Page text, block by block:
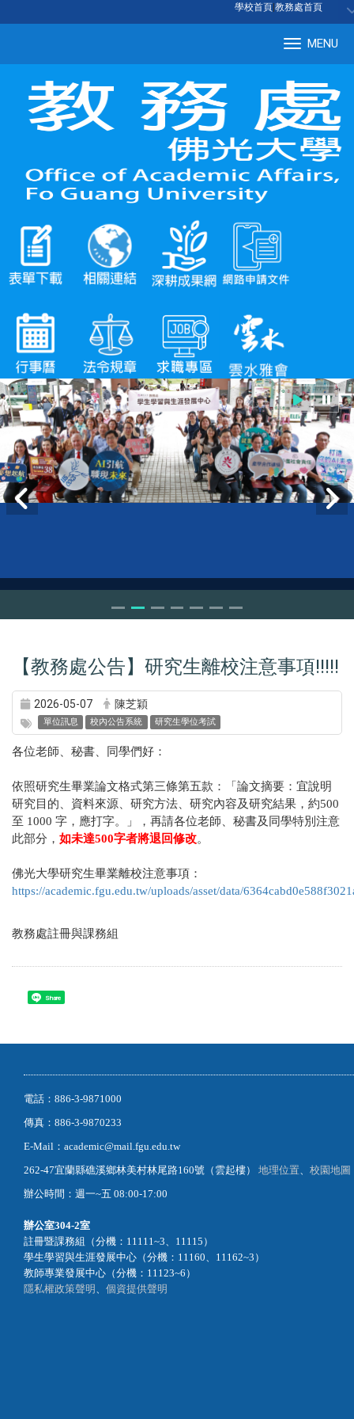
學校首頁 教務處首頁
MENU
【教務處公告】研究生離校注意事項!!!!!
2026-05-07 陳芝穎
單位訊息 校內公告系統 研究生學位考試
各位老師、秘書、同學們好：
依照研究生畢業論文格式第三條第五款：「論文摘要：宜說明
研究目的、資料來源、研究方法、研究內容及研究結果，約500
至 1000 字，應打字。」，再請各位老師、秘書及同學特別注意
此部分， 如未達500字者將退回修改。
佛光大學研究生畢業離校注意事項：
https://academic.fgu.edu.tw/uploads/asset/data/
教務處註冊與課務組
Share
電話：886-3-9871000
傳真：886-3-9870233
E-Mail：academic@mail.fgu.edu.tw
262-47宜蘭縣礁溪鄉林美村林尾路160號（雲起樓） 地理位置、 校園地圖
辦公時間：週一~五 08:00-17:00
辦公室304-2室
註冊暨課務組（分機：11111~3、11115）
學生學習與生涯發展中心（分機：11160、11162~3）
教師專業發展中心（分機：11123~6）
隱私權政策聲明 、 個資提供聲明